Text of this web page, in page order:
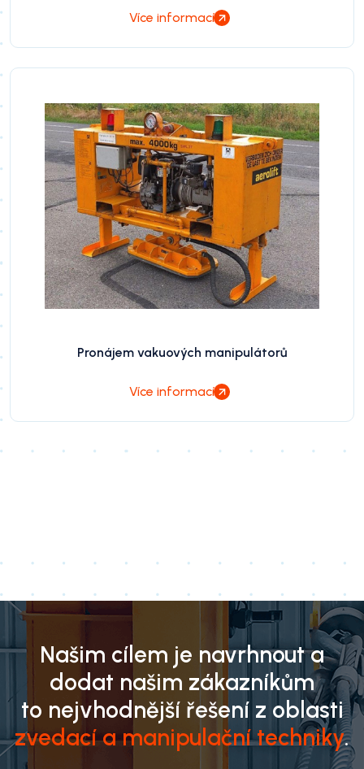
Více informací
Pronájem vakuových manipulátorů
Více informací
Našim cílem je navrhnout a
dodat našim zákazníkům
to nejvhodnější řešení z oblasti
zvedací a manipulační techniky.